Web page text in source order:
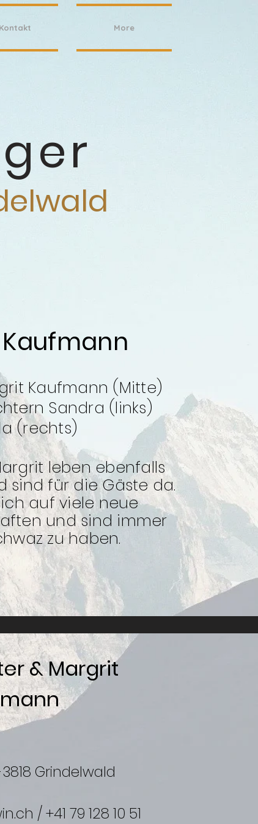
Kontakt More
Kaufmann (Mitte)
Sandra (links)
(rechts)
leben ebenfalls
sind für die Gäste da.
auf viele neue
und sind immer
zu haben.
& Margrit
Grindelwald
/ +41 79 128 10 51